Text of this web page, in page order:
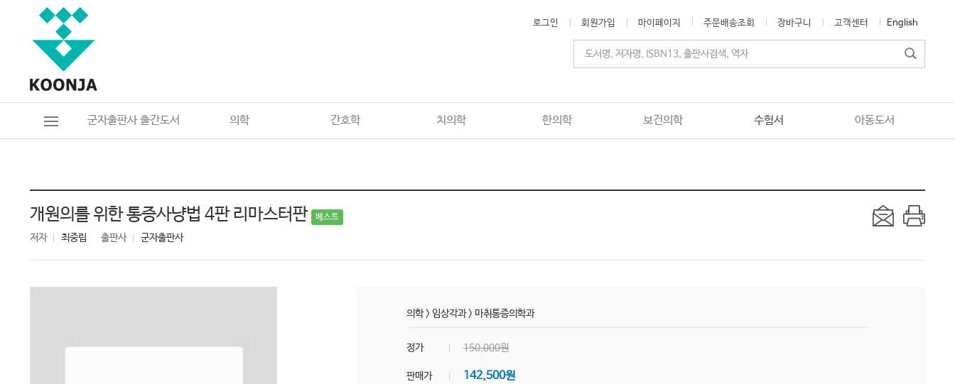
로그인 회원가입 마이페이지 주문배송조회 장바구니 고객센터 English
군자출판사 출간도서 의학 간호학 치의학 한의학 보건의학 수험서 아동도서
개원의를 위한 통증사냥법 4판 리마스터판 베스트
저자 최중립 출판사 군자출판사
의학> 임상각과> 마취통증의학과
정가 150,000원
판매가 142,500원